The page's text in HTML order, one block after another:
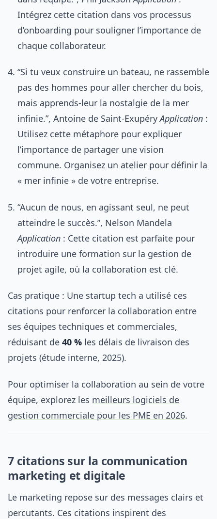
Intégrez cette citation dans vos processus
d’onboarding pour souligner l’importance de
chaque collaborateur.
“Si tu veux construire un bateau, ne rassemble
pas des hommes pour aller chercher du bois,
mais apprends-leur la nostalgie de la mer
infinie.”, Antoine de Saint-ExupéryApplication :
Utilisez cette métaphore pour expliquer
l’importance de partager une vision
commune. Organisez un atelier pour définir la
« mer infinie » de votre entreprise.
“Aucun de nous, en agissant seul, ne peut
atteindre le succès.”, Nelson Mandela
Application : Cette citation est parfaite pour
introduire une formation sur la gestion de
projet agile, où la collaboration est clé.
Cas pratique : Une startup tech a utilisé ces
citations pour renforcer la collaboration entre
ses équipes techniques et commerciales,
réduisant de 40 % les délais de livraison des
projets (étude interne, 2025).
Pour optimiser la collaboration au sein de votre
équipe, explorez les meilleurs logiciels de
gestion commerciale pour les PME en 2026.
7 citations sur la communication
marketing et digitale
Le marketing repose sur des messages clairs et
percutants. Ces citations inspirent des